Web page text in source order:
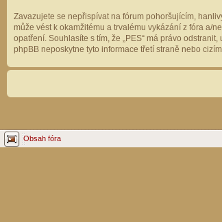
Zavazujete se nepřispívat na fórum pohoršujícím,
může vést k okamžitému a trvalému vykázání z fóra a/
opatření. Souhlasíte s tím, že „PES“ má právo
phpBB neposkytne tyto informace třetí straně nebo
Obsah fóra